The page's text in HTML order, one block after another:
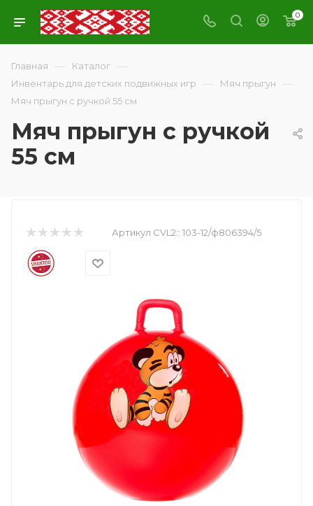
0
Главная — Каталог —
Инвентарь для детских подвижных игр — Мяч прыгун —
Мяч прыгун с ручкой 55 см
Мяч прыгун с ручкой
55 см
Артикул CVL2:: 103-12/ф806394/5